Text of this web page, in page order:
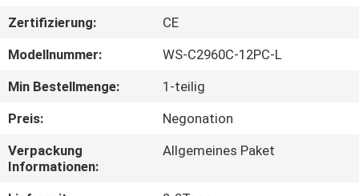
UNS
WERKSBESICHTIGUNG
QUALITÄTSKONTROLLE
KONTAKT
Zertifizierung:
CE
Modellnummer:
WS-C2960C-12PC-L
Min Bestellmenge:
1-teilig
Preis:
Negonation
Verpackung
Informationen:
Allgemeines Paket